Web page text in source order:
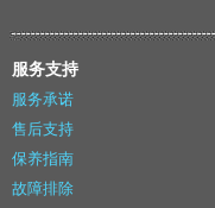
服务支持
服务承诺
售后支持
保养指南
故障排除